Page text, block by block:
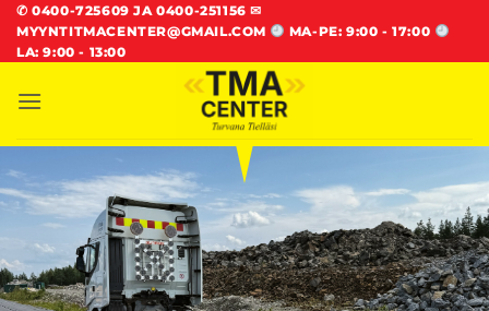
Skip
to
content
✆ 0400-725609 JA 0400-251156✉
MYYNTITMACENTER@GMAIL.COM
MA-PE: 9:00 - 17:00
LA: 9:00 - 13:00